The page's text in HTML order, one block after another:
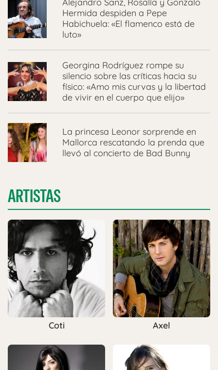
Hermida despiden a Pepe
Habichuela: «El flamenco está de
luto»
Georgina Rodríguez rompe su
silencio sobre las críticas hacia su
físico: «Amo mis curvas y la libertad
de vivir en el cuerpo que elijo»
La princesa Leonor sorprende en
Mallorca rescatando la prenda que
llevó al concierto de Bad Bunny
ARTISTAS
Coti Axel